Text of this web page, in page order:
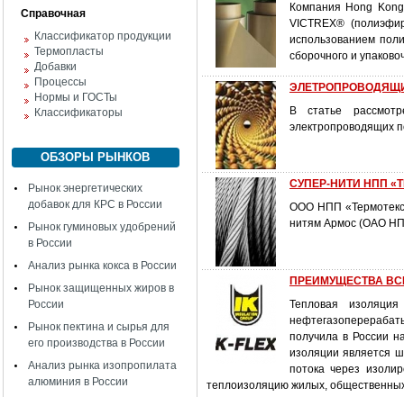
Справочная
Классификатор продукции
Термопласты
Добавки
Процессы
Нормы и ГОСТы
Классификаторы
ОБЗОРЫ РЫНКОВ
Рынок энергетических
добавок для КРС в России
Рынок гуминовых удобрений
в России
Анализ рынка кокса в России
Рынок защищенных жиров в
России
Рынок пектина и сырья для
его производства в России
Анализ рынка изопропилата
алюминия в России
Компания Hong
VICTREX®
использованием
сборочного и
В статье
электропроводящих
СУПЕР-НИТИ НПП
ООО НПП
нитям Армос (ОАО
ПРЕИМУЩЕСТВА
Тепловая
получила в России
изоляции является
потока через
теплоизоляцию жилых,